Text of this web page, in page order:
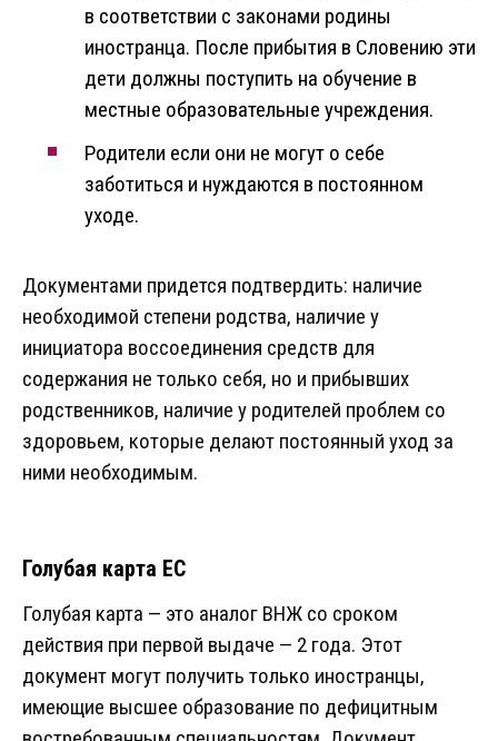
в соответствии с законами родины
иностранца. После прибытия в Словению эти
дети должны поступить на обучение в
местные образовательные учреждения.
Родители если они не могут о себе
заботиться и нуждаются в постоянном
уходе.
Документами придется подтвердить: наличие
необходимой степени родства, наличие у
инициатора воссоединения средств для
содержания не только себя, но и прибывших
родственников, наличие у родителей проблем со
здоровьем, которые делают постоянный уход за
ними необходимым.
Голубая карта ЕС
Голубая карта — это аналог ВНЖ со сроком
действия при первой выдаче — 2 года. Этот
документ могут получить только иностранцы,
имеющие высшее образование по дефицитным